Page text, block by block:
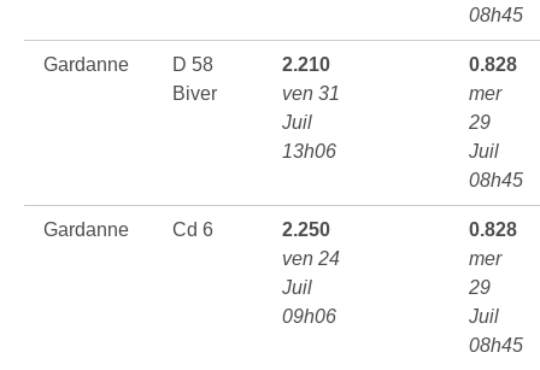
08h45
Gardanne
D 58
Biver
2.210
ven 31
Juil
13h06
0.828
mer
29
Juil
08h45
Gardanne Cd 6
2.250
ven 24
Juil
09h06
0.828
mer
29
Juil
08h45